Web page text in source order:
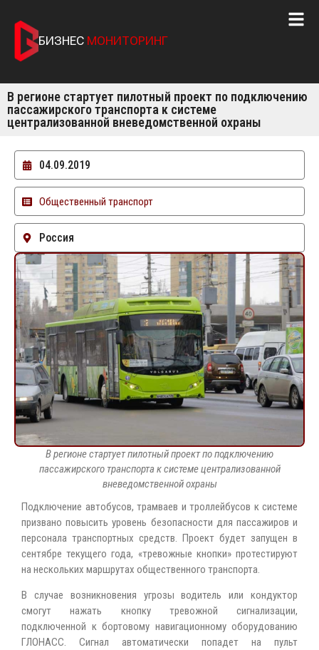
БИЗНЕС МОНИТОРИНГ
В регионе стартует пилотный проект по подключению
пассажирского транспорта к системе
централизованной вневедомственной охраны
04.09.2019
Общественный транспорт
Россия
В регионе стартует пилотный проект по подключению
пассажирского транспорта к системе централизованной
вневедомственной охраны
Подключение автобусов, трамваев и троллейбусов к системе
призвано повысить уровень безопасности для пассажиров и
персонала транспортных средств. Проект будет запущен в
сентябре текущего года, «тревожные кнопки» протестируют
на нескольких маршрутах общественного транспорта.
В случае возникновения угрозы водитель или кондуктор
смогут нажать кнопку тревожной сигнализации,
подключенной к бортовому навигационному оборудованию
ГЛОНАСС. Сигнал автоматически попадет на пульт